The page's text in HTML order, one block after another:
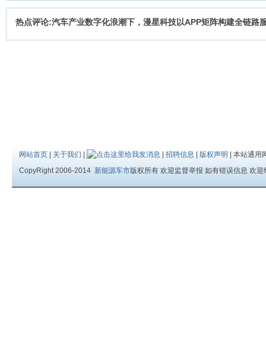
热点评论:汽车产业数字化浪潮下，漫星科技以APP矩阵构建全链路
网站首页 | 关于我们 | | 招聘信息 | 版权声明 | 本站通用
CopyRight 2006-2014 新能源车市版权所有 欢迎监督举报 如有错误信息 欢迎